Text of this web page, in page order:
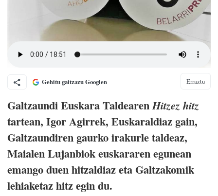
Gehitu gaitzazu Googlen Erraztu
Galtzaundi Euskara TaldearenHitzez hitz
tartean, Igor Agirrek, Euskaraldiaz gain,
Galtzaundiren gaurko irakurle taldeaz,
Maialen Lujanbiok euskararen egunean
emango duen hitzaldiaz eta Galtzakomik
lehiaketaz hitz egin du.